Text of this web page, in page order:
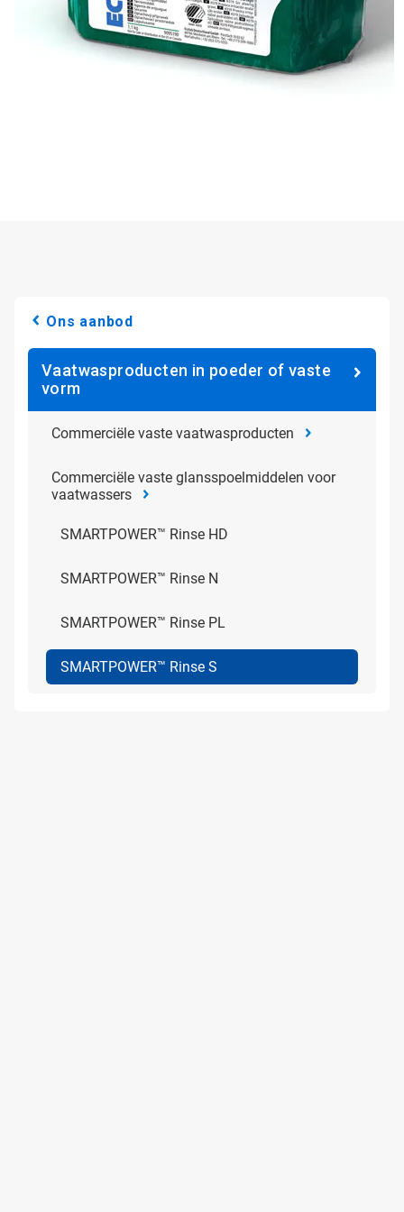
Ons aanbod
Vaatwasproducten in poeder of vaste
vorm
Commerciële vaste vaatwasproducten
Commerciële vaste glansspoelmiddelen voor
vaatwassers
SMARTPOWER™ Rinse HD
SMARTPOWER™ Rinse N
SMARTPOWER™ Rinse PL
SMARTPOWER™ Rinse S